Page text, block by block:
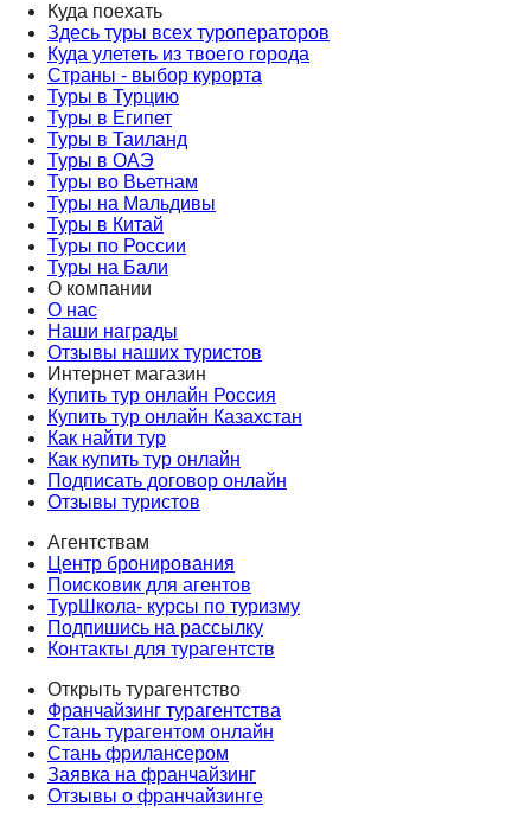
Куда поехать
Здесь туры всех туроператоров
Куда улететь из твоего города
Страны - выбор курорта
Туры в Турцию
Туры в Египет
Туры в Таиланд
Туры в ОАЭ
Туры во Вьетнам
Туры на Мальдивы
Туры в Китай
Туры по России
Туры на Бали
О компании
О нас
Наши награды
Отзывы наших туристов
Интернет магазин
Купить тур онлайн Россия
Купить тур онлайн Казахстан
Как найти тур
Как купить тур онлайн
Подписать договор онлайн
Отзывы туристов
Агентствам
Центр бронирования
Поисковик для агентов
ТурШкола- курсы по туризму
Подпишись на рассылку
Контакты для турагентств
Открыть турагентство
Франчайзинг турагентства
Стань турагентом онлайн
Стань фрилансером
Заявка на франчайзинг
Отзывы о франчайзинге